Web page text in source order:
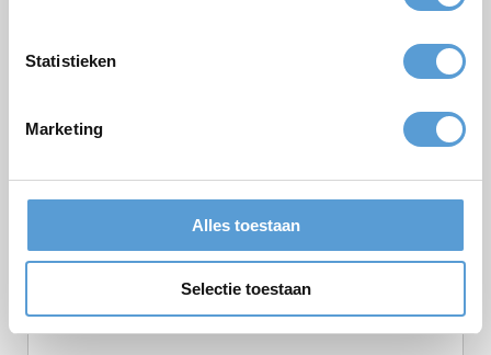
Statistieken
Marketing
Alles toestaan
Selectie toestaan
Vergadering
Opmerkingen